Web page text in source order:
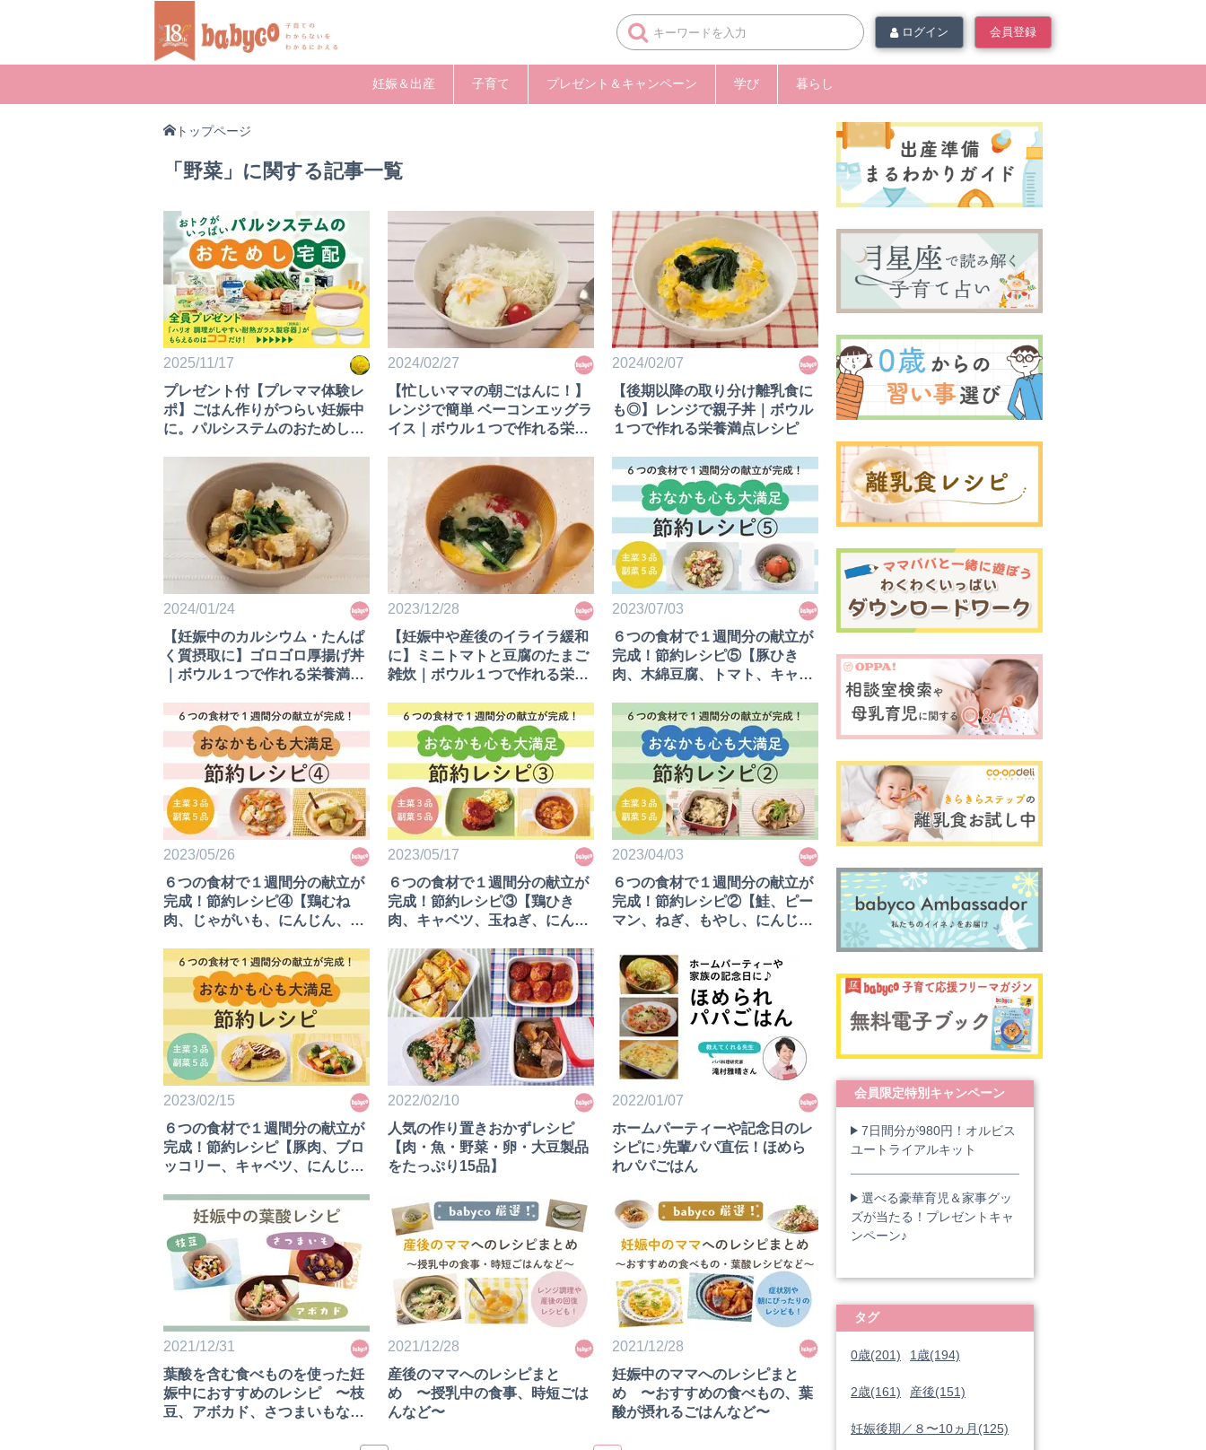
ログイン 会員登録
妊娠＆出産 子育て プレゼント＆キャンペーン 学び 暮らし
トップページ
「野菜」に関する記事一覧
2025/11/17
プレゼント付【プレママ体験レ
ポ】ごはん作りがつらい妊娠中
に。パルシステムのおためし宅
2024/02/27
【忙しいママの朝ごはんに！】
レンジで簡単 ベーコンエッグラ
イス｜ボウル１つで作れる栄養
2024/02/07
【後期以降の取り分け離乳食に
も◎】レンジで親子丼｜ボウル
１つで作れる栄養満点レシピ
2024/01/24
【妊娠中のカルシウム・たんぱ
く質摂取に】ゴロゴロ厚揚げ丼
｜ボウル１つで作れる栄養満点
2023/12/28
【妊娠中や産後のイライラ緩和
に】ミニトマトと豆腐のたまご
雑炊｜ボウル１つで作れる栄養
2023/07/03
６つの食材で１週間分の献立が
完成！節約レシピ⑤【豚ひき
肉、木綿豆腐、トマト、キャベ
2023/05/26
６つの食材で１週間分の献立が
完成！節約レシピ④【鶏むね
肉、じゃがいも、にんじん、玉
2023/05/17
６つの食材で１週間分の献立が
完成！節約レシピ③【鶏ひき
肉、キャベツ、玉ねぎ、にんじ
2023/04/03
６つの食材で１週間分の献立が
完成！節約レシピ②【鮭、ピー
マン、ねぎ、もやし、にんじ
2023/02/15
６つの食材で１週間分の献立が
完成！節約レシピ【豚肉、ブロ
ッコリー、キャベツ、にんじ
2022/02/10
人気の作り置きおかずレシピ
【肉・魚・野菜・卵・大豆製品
をたっぷり15品】
2022/01/07
ホームパーティーや記念日のレ
シピに♪先輩パパ直伝！ほめら
れパパごはん
2021/12/31
葉酸を含む食べものを使った妊
娠中におすすめのレシピ 〜枝
豆、アボカド、さつまいもな
2021/12/28
産後のママへのレシピまと
め 〜授乳中の食事、時短ごは
んなど〜
2021/12/28
妊娠中のママへのレシピまと
め 〜おすすめの食べもの、葉
酸が摂れるごはんなど〜
会員限定特別キャンペーン
7日間分が980円！オルビス
ユートライアルキット
選べる豪華育児＆家事グッ
ズが当たる！プレゼントキャ
ンペーン♪
タグ
0歳(201) 1歳(194)
2歳(161) 産後(151)
妊娠後期／８〜10ヵ月(125)